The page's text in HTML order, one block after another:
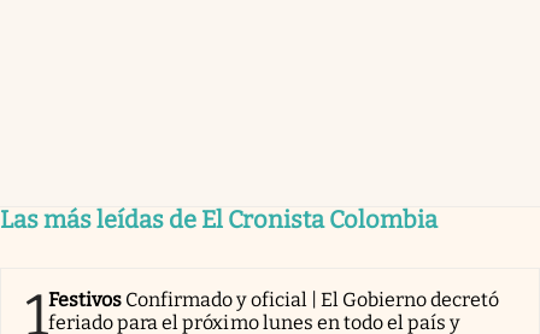
Las más leídas de El Cronista Colombia
1Festivos Confirmado y oficial | El Gobierno decretó
feriado para el próximo lunes en todo el país y